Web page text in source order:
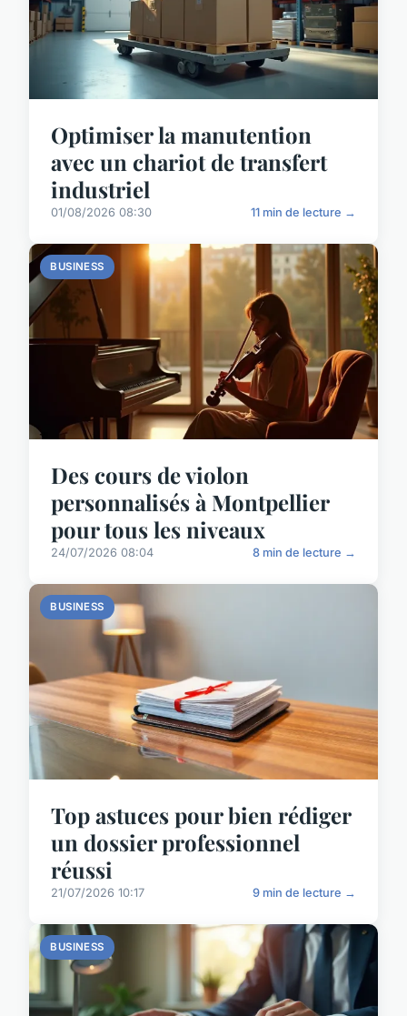
Optimiser la manutention
avec un chariot de transfert
industriel
01/08/2026 08:30 11 min de lecture →
BUSINESS
Des cours de violon
personnalisés à Montpellier
pour tous les niveaux
24/07/2026 08:04 8 min de lecture →
BUSINESS
Top astuces pour bien rédiger
un dossier professionnel
réussi
21/07/2026 10:17 9 min de lecture →
BUSINESS